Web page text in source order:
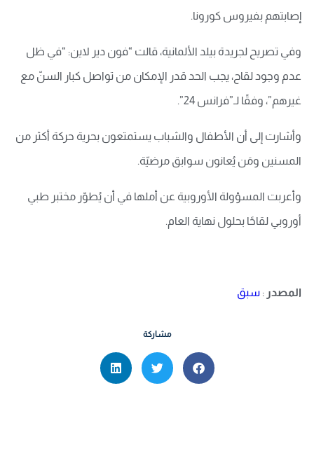
إصابتهم بفيروس كورونا.
وفي تصريح لجريدة بيلد الألمانية، قالت “فون دير لاين: “في ظل
عدم وجود لقاح، يجب الحد قدر الإمكان من تواصل كبار السنّ مع
غيرهم”، وفقًا لـ”فرانس 24”.
وأشارت إلى أن الأطفال والشباب يستمتعون بحرية حركة أكثر من
المسنين ومَن يُعانون سوابق مرضيّة.
وأعربت المسؤولة الأوروبية عن أملها في أن يُطوّر مختبر طبي
أوروبي لقاحًا بحلول نهاية العام.
المصدر : سبق
مشاركة